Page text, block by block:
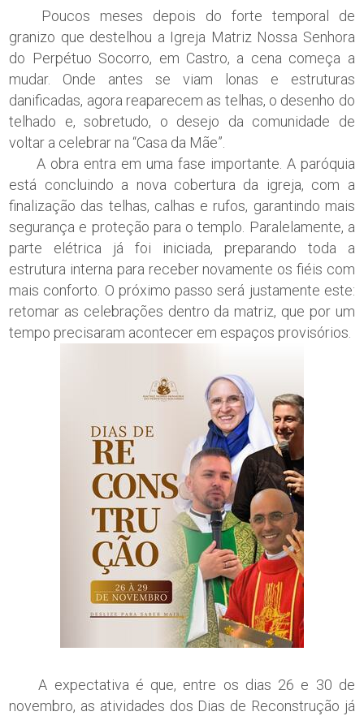
Poucos meses depois do forte temporal de
granizo que destelhou a Igreja Matriz Nossa Senhora
do Perpétuo Socorro, em Castro, a cena começa a
mudar. Onde antes se viam lonas e estruturas
danificadas, agora reaparecem as telhas, o desenho do
telhado e, sobretudo, o desejo da comunidade de
voltar a celebrar na “Casa da Mãe”.
A obra entra em uma fase importante. A paróquia
está concluindo a nova cobertura da igreja, com a
finalização das telhas, calhas e rufos, garantindo mais
segurança e proteção para o templo. Paralelamente, a
parte elétrica já foi iniciada, preparando toda a
estrutura interna para receber novamente os fiéis com
mais conforto. O próximo passo será justamente este:
retomar as celebrações dentro da matriz, que por um
tempo precisaram acontecer em espaços provisórios.
A expectativa é que, entre os dias 26 e 30 de
novembro, as atividades dos Dias de Reconstrução já